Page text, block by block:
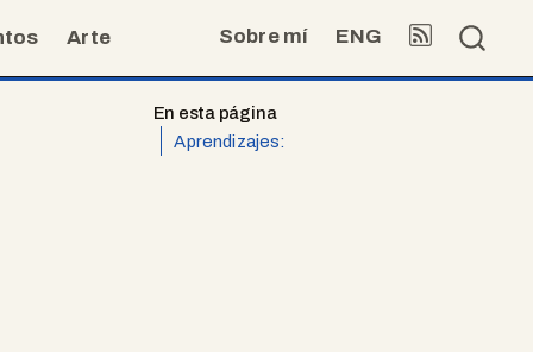
Arte Sobre mí ENG
En esta página
Aprendizajes: